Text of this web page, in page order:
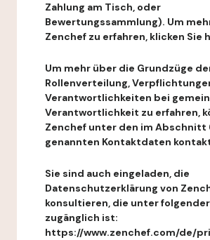
Zahlung am Tisch, oder
Bewertungssammlung). Um
Zenchef zu erfahren, klicken Sie
Um mehr über die Grundzüge
Rollenverteilung,
Verantwortlichkeiten bei
Verantwortlichkeit zu erfahren,
Zenchef unter den im Abschnitt
genannten Kontaktdaten
Sie sind auch eingeladen, die
Datenschutzerklärung von
konsultieren, die unter
zugänglich ist:
https://www.zenchef.com/de/